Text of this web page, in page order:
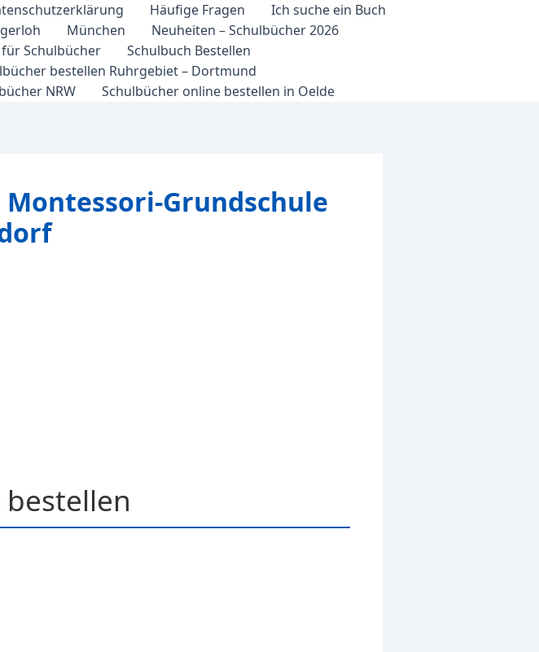
Häufige Fragen
Ich suche ein Buch
München
Neuheiten – Schulbücher 2026
Schulbücher
Schulbuch Bestellen
bestellen Ruhrgebiet – Dortmund
NRW Schulbücher online bestellen in Oelde
Montessori-Grundschule